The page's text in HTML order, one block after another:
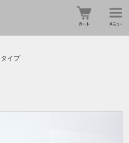
タイプ